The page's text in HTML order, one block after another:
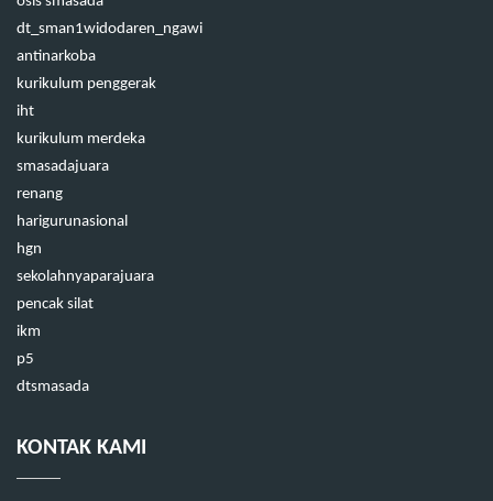
dt_sman1widodaren_ngawi
antinarkoba
kurikulum penggerak
iht
kurikulum merdeka
smasadajuara
renang
harigurunasional
hgn
sekolahnyaparajuara
pencak silat
ikm
p5
dtsmasada
KONTAK KAMI